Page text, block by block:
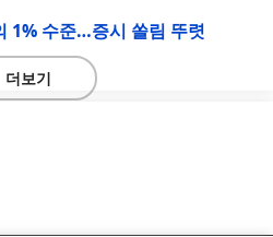
1% 수준…증시 쏠림 뚜렷
더보기